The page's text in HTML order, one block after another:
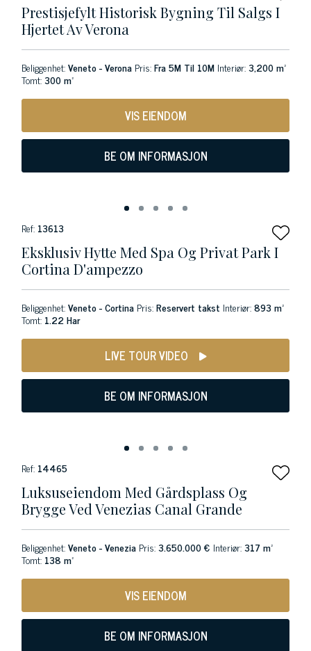
Prestisjefylt Historisk Bygning Til Salgs I
Hjertet Av Verona
Beliggenhet:Veneto - Verona Pris:Fra 5M Til 10M Interiør:3,200 m²
Tomt:300 m²
VIS EIENDOM
BE OM INFORMASJON
Ref: 13613
Eksklusiv Hytte Med Spa Og Privat Park I
Cortina D'ampezzo
Beliggenhet:Veneto - Cortina Pris:Reservert takst Interiør:893 m²
Tomt: 1.22 Har
LIVE TOUR VIDEO
BE OM INFORMASJON
Ref: 14465
Luksuseiendom Med Gårdsplass Og
Brygge Ved Venezias Canal Grande
Beliggenhet:Veneto - Venezia Pris:3.650.000 € Interiør:317 m²
Tomt: 138 m²
VIS EIENDOM
BE OM INFORMASJON